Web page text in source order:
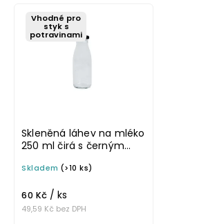
Vhodné pro
styk s
potravinami
Skleněná láhev na mléko
250 ml čirá s černým
Skladem (>10 ks)
49,59 Kč bez DPH
60 Kč / ks